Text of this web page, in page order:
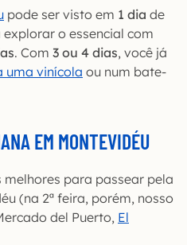
pode ser visto em 1 dia de
o essencial com
. Com 3 ou 4 dias, você já
uma vinícola ou num bate-
EM MONTEVIDÉU
para passear pela
(na 2ª feira, porém, nosso
del Puerto, El